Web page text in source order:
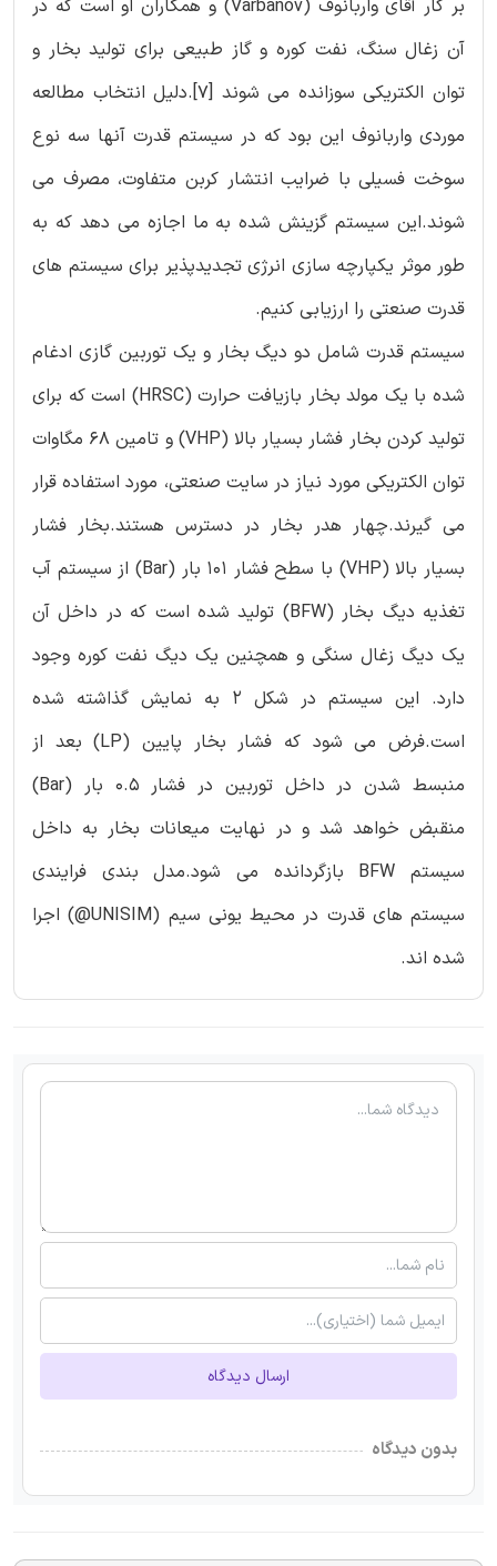
بر کار آقای واربانوف (Varbanov) و همکاران او است که در
آن زغال سنگ، نفت کوره و گاز طبیعی برای تولید بخار و
توان الکتریکی سوزانده می شوند [7].دلیل انتخاب مطالعه
موردی واربانوف این بود که در سیستم قدرت آنها سه نوع
سوخت فسیلی با ضرایب انتشار کربن متفاوت، مصرف می
شوند.این سیستم گزینش شده به ما اجازه می دهد که به
طور موثر یکپارچه سازی انرژی تجدیدپذیر برای سیستم های
قدرت صنعتی را ارزیابی کنیم.
سیستم قدرت شامل دو دیگ بخار و یک توربین گازی ادغام
شده با یک مولد بخار بازیافت حرارت (HRSC) است که برای
تولید کردن بخار فشار بسیار بالا (VHP) و تامین 68 مگاوات
توان الکتریکی مورد نیاز در سایت صنعتی، مورد استفاده قرار
می گیرند.چهار هدر بخار در دسترس هستند.بخار فشار
بسیار بالا (VHP) با سطح فشار 101 بار (Bar) از سیستم آب
تغذیه دیگ بخار (BFW) تولید شده است که در داخل آن
یک دیگ زغال سنگی و همچنین یک دیگ نفت کوره وجود
دارد. این سیستم در شکل 2 به نمایش گذاشته شده
است.فرض می شود که فشار بخار پایین (LP) بعد از
منبسط شدن در داخل توربین در فشار 0.5 بار (Bar)
منقبض خواهد شد و در نهایت میعانات بخار به داخل
سیستم BFW بازگردانده می شود.مدل بندی فرایندی
سیستم های قدرت در محیط یونی سیم (UNISIM@) اجرا
شده اند.
ارسال دیدگاه
بدون دیدگاه